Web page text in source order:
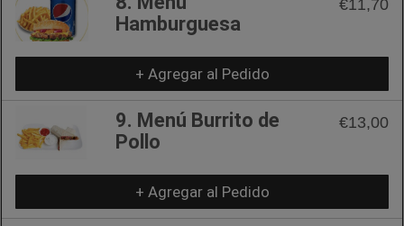
Hamburguesa
€11,70
+ Agregar al Pedido
9. Menú Burrito de
Pollo
€13,00
+ Agregar al Pedido